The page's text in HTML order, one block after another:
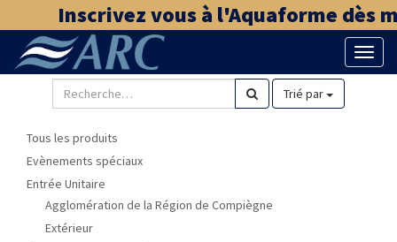
Inscrivez vous à l'Aquaforme dès
la
Trié par
Tous les produits
Evènements spéciaux
Entrée Unitaire
Agglomération de la Région de Compiègne
Extérieur